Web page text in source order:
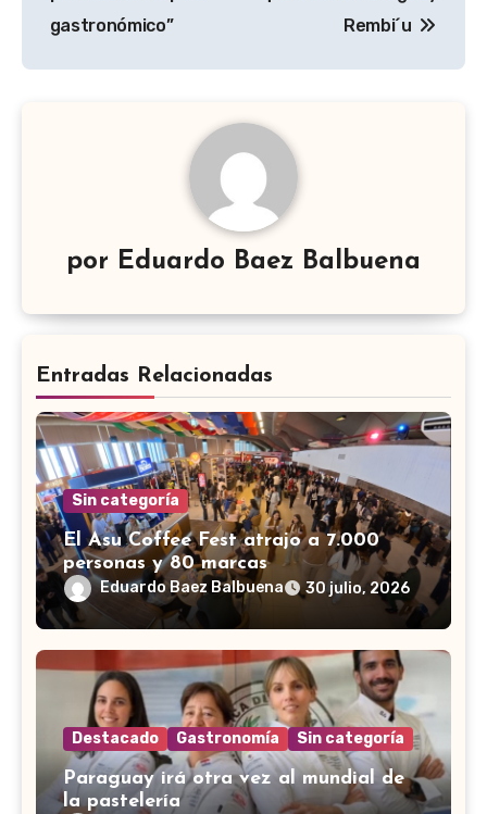
entradas
gastronómico”
Rembi´u
por Eduardo Baez Balbuena
Entradas Relacionadas
Sin categoría
El Asu Coffee Fest atrajo a 7.000
personas y 80 marcas
Eduardo Baez Balbuena 30 julio, 2026
Destacado Gastronomía Sin categoría
Paraguay irá otra vez al mundial de
la pastelería